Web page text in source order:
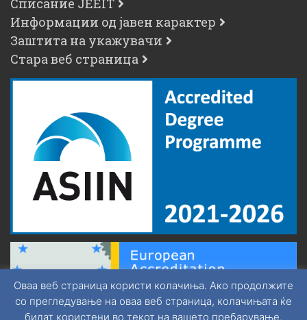
Списание JEEIT
Информации од јавен карактер
Заштита на укажувачи
Стара веб страница
Оваа веб страница користи колачиња. Ако продолжите
со прегледување на оваа веб страница, колачињата ќе
бидат користени во текот на вашето пребарување.